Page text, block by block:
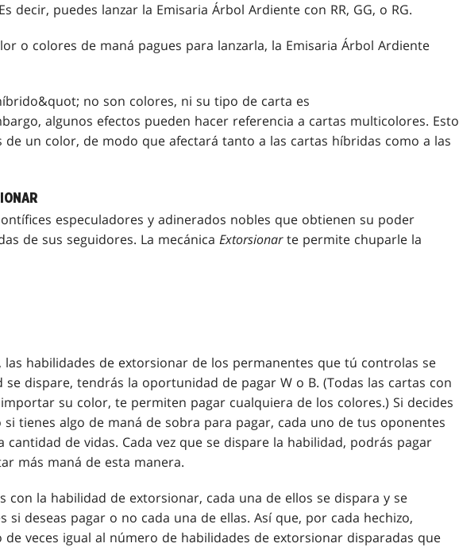
decir, puedes lanzar la Emisaria Árbol Ardiente con RR, GG, o RG.
o colores de maná pagues para lanzarla, la Emisaria Árbol Ardiente
no son colores, ni su tipo de carta es
algunos efectos pueden hacer referencia a cartas multicolores. Esto
de un color, de modo que afectará tanto a las cartas híbridas como a las
especuladores y adinerados nobles que obtienen su poder
de sus seguidores. La mecánica Extorsionarte permite chuparle la
las habilidades de extorsionar de los permanentes que tú controlas se
se dispare, tendrás la oportunidad de pagar W o B. (Todas las cartas con
su color, te permiten pagar cualquiera de los colores.) Si decides
tienes algo de maná de sobra para pagar, cada uno de tus oponentes
cantidad de vidas. Cada vez que se dispare la habilidad, podrás pagar
más maná de esta manera.
con la habilidad de extorsionar, cada una de ellos se dispara y se
si deseas pagar o no cada una de ellas. Así que, por cada hechizo,
veces igual al número de habilidades de extorsionar disparadas que